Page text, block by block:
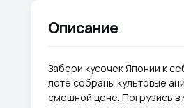
Описание
Забери кусочек Японии к
лоте собраны культовые
смешной цене. Погрузись